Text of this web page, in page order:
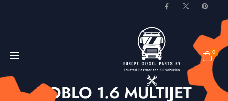
0
DOBLO 1.6 MULTIJET